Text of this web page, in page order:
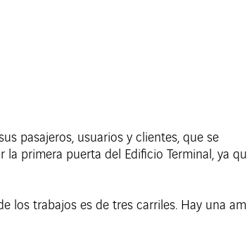
pasajeros, usuarios y clientes, que se
primera puerta del Edificio Terminal, ya
los trabajos es de tres carriles. Hay una